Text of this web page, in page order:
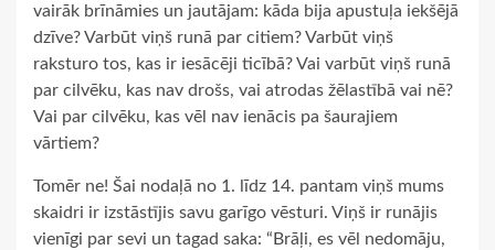
vairāk brīnāmies un jautājam: kāda bija apustuļa iekšējā
dzīve? Varbūt viņš runā par citiem? Varbūt viņš
raksturo tos, kas ir iesācēji ticībā? Vai varbūt viņš runā
par cilvēku, kas nav drošs, vai atrodas žēlastībā vai nē?
Vai par cilvēku, kas vēl nav ienācis pa šaurajiem
vārtiem?
Tomēr ne! Šai nodaļā no 1. līdz 14. pantam viņš mums
skaidri ir izstāstījis savu garīgo vēsturi. Viņš ir runājis
vienīgi par sevi un tagad saka: “Brāļi, es vēl nedomāju,